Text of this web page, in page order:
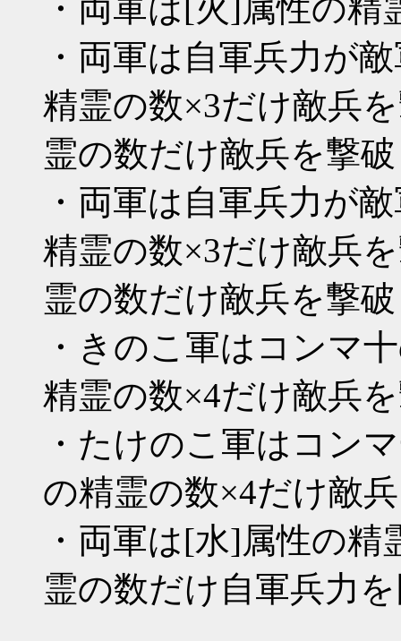
・両軍は[火]属性の
・両軍は自軍兵力が
精霊の数×3だけ敵兵
霊の数だけ敵兵を撃破
・両軍は自軍兵力が
精霊の数×3だけ敵兵
霊の数だけ敵兵を撃破
・きのこ軍はコンマ
精霊の数×4だけ敵兵
・たけのこ軍はコン
の精霊の数×4だけ敵
・両軍は[水]属性の
霊の数だけ自軍兵力